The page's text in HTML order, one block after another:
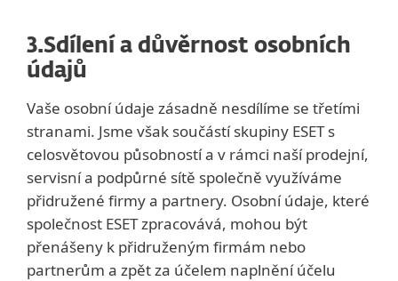
3.Sdílení a důvěrnost osobních
údajů
Vaše osobní údaje zásadně nesdílíme se třetími
stranami. Jsme však součástí skupiny ESET s
celosvětovou působností a v rámci naší prodejní,
servisní a podpůrné sítě společně využíváme
přidružené firmy a partnery. Osobní údaje, které
společnost ESET zpracovává, mohou být
přenášeny k přidruženým firmám nebo
partnerům a zpět za účelem naplnění účelu